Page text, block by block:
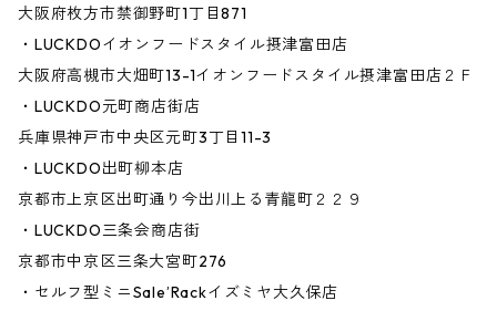
大阪府枚方市禁御野町1丁目871
・LUCKDOイオンフードスタイル摂津富田店
大阪府高槻市大畑町13-1イオンフードスタイル摂津富田店２Ｆ
・LUCKDO元町商店街店
兵庫県神戸市中央区元町3丁目11-3
・LUCKDO出町柳本店
京都市上京区出町通り今出川上る青龍町２２９
・LUCKDO三条会商店街
京都市中京区三条大宮町276
・セルフ型ミニSale’Rackイズミヤ大久保店